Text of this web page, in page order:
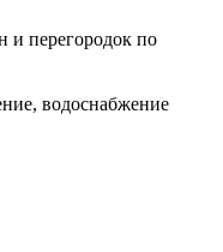
и перегородок по
водоснабжение